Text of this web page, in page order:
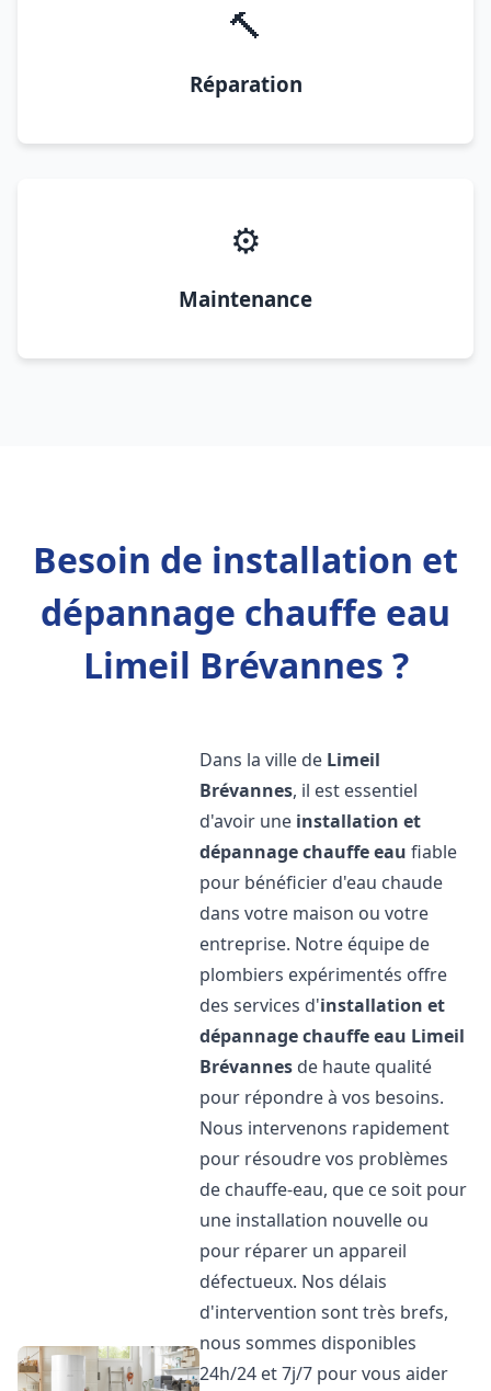
🔨
Réparation
⚙️
Maintenance
Besoin de installation et
dépannage chauffe eau
Limeil Brévannes ?
Dans la ville de Limeil
Brévannes, il est essentiel
d'avoir une installation et
dépannage chauffe eau fiable
pour bénéficier d'eau chaude
dans votre maison ou votre
entreprise. Notre équipe de
plombiers expérimentés offre
des services d'installation et
dépannage chauffe eau Limeil
Brévannes de haute qualité
pour répondre à vos besoins.
Nous intervenons rapidement
pour résoudre vos problèmes
de chauffe-eau, que ce soit pour
une installation nouvelle ou
pour réparer un appareil
défectueux. Nos délais
d'intervention sont très brefs,
nous sommes disponibles
24h/24 et 7j/7 pour vous aider